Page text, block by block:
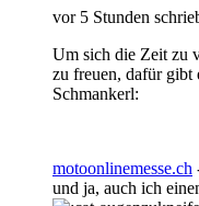
vor 5 Stunden
Um sich die Zeit zu
zu freuen, dafür gibt
Schmankerl:
motoonlinemesse.ch
und ja, auch ich